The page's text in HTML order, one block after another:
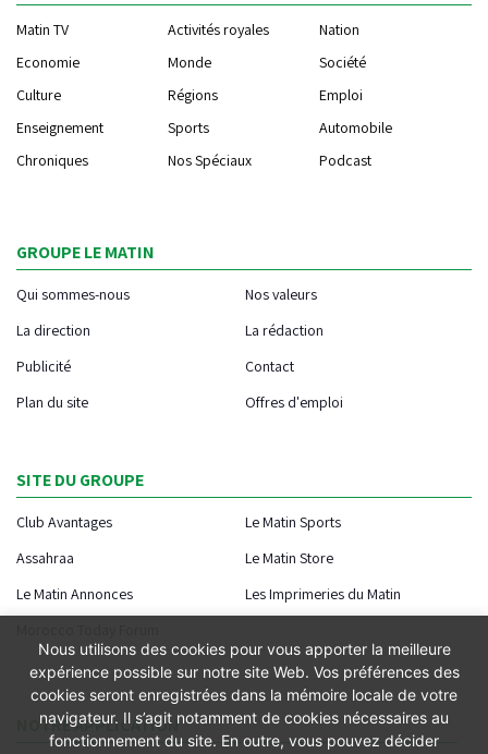
Matin TV Activités royales
Nation
Economie
Monde
Société
Culture
Régions
Emploi
Enseignement
Sports
Automobile
Chroniques
Nos Spéciaux Podcast
GROUPE LE MATIN
Qui sommes-nous
Nos valeurs
La direction
La rédaction
Publicité
Contact
Plan du site
Offres d'emploi
SITE DU GROUPE
Club Avantages
Le Matin Sports
Assahraa
Le Matin Store
Le Matin Annonces
Les Imprimeries du Matin
NOTRE APPLICATION
Nous utilisons des cookies pour vous apporter la meilleure
expérience possible sur notre site Web. Vos préférences des
cookies seront enregistrées dans la mémoire locale de votre
navigateur. Il s’agit notamment de cookies nécessaires au
fonctionnement du site. En outre, vous pouvez décider